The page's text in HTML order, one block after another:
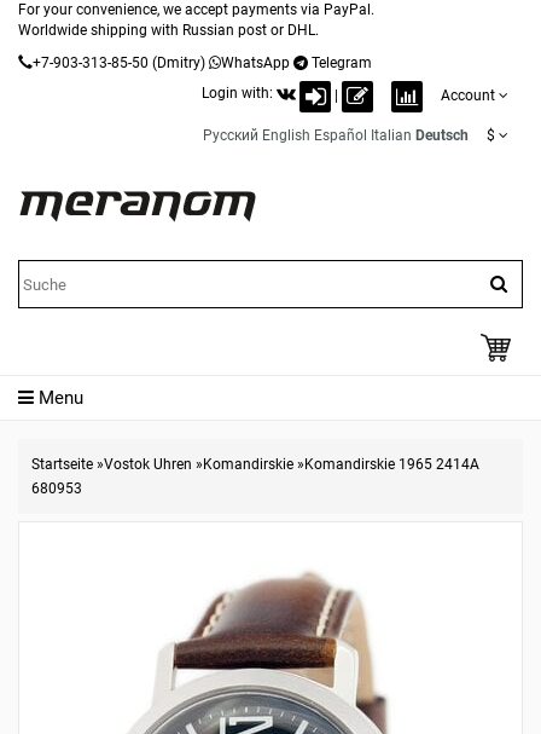
For your convenience, we accept payments via PayPal.
Worldwide shipping with Russian post or DHL.
+7-903-313-85-50 (Dmitry) WhatsApp
Telegram
Login with:
Account
Русский English Español Italian Deutsch $
Menu
Startseite »Vostok Uhren » Komandirskie » Komandirskie 1965 2414A
680953